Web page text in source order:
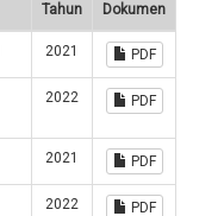
Tahun Dokumen
2021 PDF
2022 PDF
2021 PDF
2022 PDF